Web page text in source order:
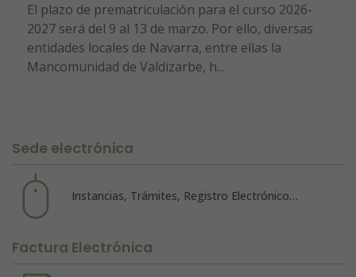
El plazo de prematriculación para el curso 2026-
2027 será del 9 al 13 de marzo. Por ello, diversas
entidades locales de Navarra, entre ellas la
Mancomunidad de Valdizarbe, h...
Sede electrónica
Instancias, Trámites, Registro Electrónico…
Factura Electrónica